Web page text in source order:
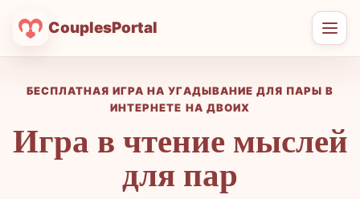
CouplesPortal
БЕСПЛАТНАЯ ИГРА НА УГАДЫВАНИЕ ДЛЯ ПАРЫ В
ИНТЕРНЕТЕ НА ДВОИХ
Игра в чтение мыслей
для пар